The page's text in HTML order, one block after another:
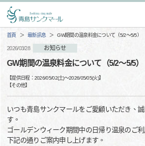
首頁 最新訊息 GW期間の温泉料金について（5/2～5/5）
2026/03/28 お知らせ
GW期間の温泉料金について（5/2～5/5）
【提供日程： 2026/05/02(土)〜2026/05/05(火)】
【その他】
いつも青島サンクマールをご愛顧いただき、
す。
ゴールデンウィーク期間中の日帰り温泉のご
下記の通りご案内申し上げます。